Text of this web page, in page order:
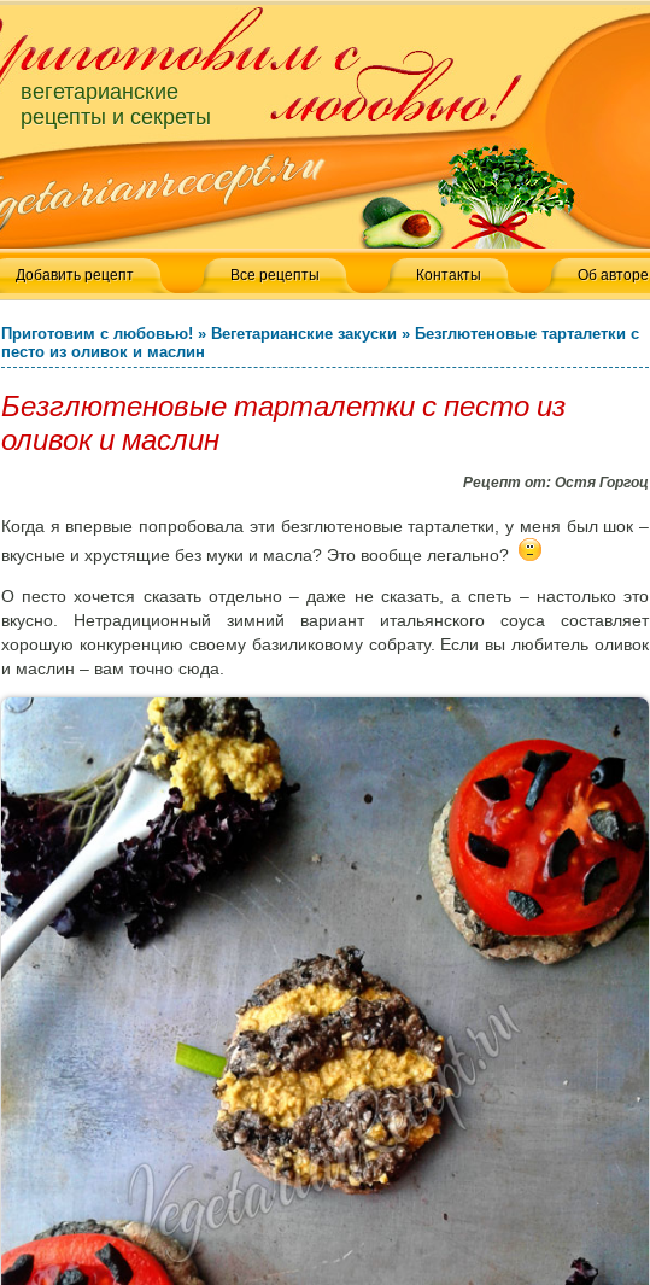
вегетарианские
рецепты и секреты
Добавить рецепт Все рецепты Контакты Об авторе
Приготовим с любовью! » Вегетарианские закуски » Безглютеновые тарталетки с
песто из оливок и маслин
Безглютеновые тарталетки с песто из
оливок и маслин
Рецепт от: Остя Горгоц
Когда я впервые попробовала эти безглютеновые тарталетки, у меня был шок –
вкусные и хрустящие без муки и масла? Это вообще легально?
О песто хочется сказать отдельно – даже не сказать, а спеть – настолько это
вкусно. Нетрадиционный зимний вариант итальянского соуса составляет
хорошую конкуренцию своему базиликовому собрату. Если вы любитель оливок
и маслин – вам точно сюда.